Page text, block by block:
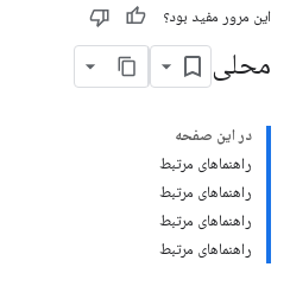
این مرور مفید بود؟
محلی
در این صفحه
راهنماهای مرتبط
راهنماهای مرتبط
راهنماهای مرتبط
راهنماهای مرتبط